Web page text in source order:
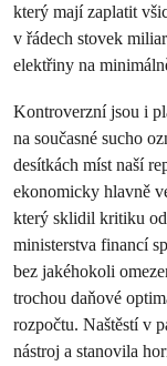
který mají zaplatit
v řádech stovek
elektřiny na
Kontroverzní jsou i
na současné sucho
desítkách míst naší
ekonomicky hlavně
který sklidil kritiku
ministerstva financí
bez jakéhokoli
trochou daňové
rozpočtu. Naštěstí v
nástroj a stanovila